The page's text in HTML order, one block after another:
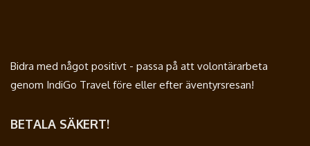
Bidra med något positivt - passa på att volontärarbeta
genom IndiGo Travel före eller efter äventyrsresan!
BETALA SÄKERT!